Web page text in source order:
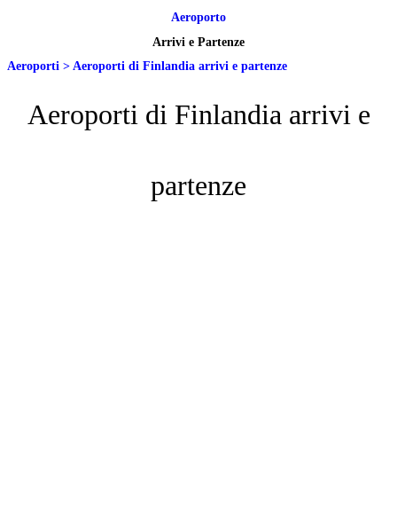
Aeroporto
Arrivi e Partenze
Aeroporti > Aeroporti di Finlandia arrivi e partenze
Aeroporti di Finlandia arrivi e
partenze